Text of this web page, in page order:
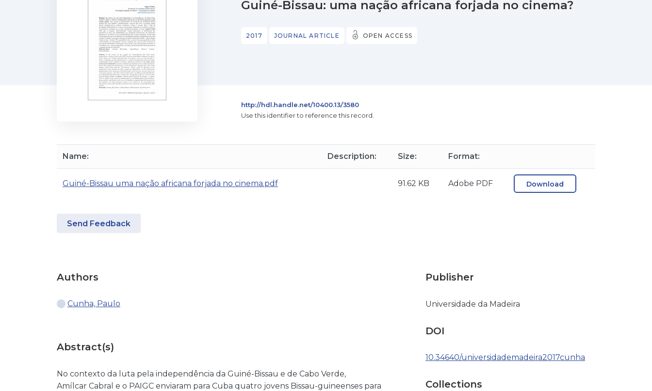
Guiné-Bissau: uma nação africana forjada no cinema?
2017 JOURNAL ARTICLE OPEN ACCESS
http://hdl.handle.net/10400.13/3580
Use this identifier to reference this record.
Name: Description: Size: Format:
Guiné-Bissau uma nação africana forjada no cinema.pdf 91.62 KB Adobe PDF Download
Send Feedback
Authors
Cunha, Paulo
Abstract(s)
No contexto da luta pela independência da Guiné-Bissau e de Cabo Verde,
Amílcar Cabral e o PAIGC enviaram para Cuba quatro jovens Bissau-guineenses para
Publisher
Universidade da Madeira
DOI
10.34640/universidademadeira2017cunha
Collections